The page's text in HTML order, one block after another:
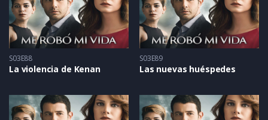
S03E88
La violencia de Kenan
S03E89
Las nuevas huéspedes